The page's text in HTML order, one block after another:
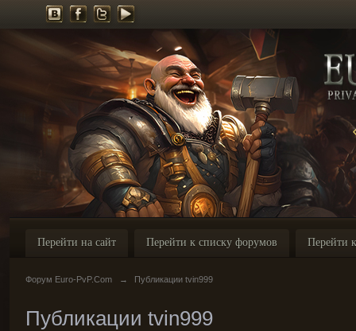
Перейти на сайт Перейти к списку форумов Перейти
Форум Euro-PvP.Com → Публикации tvin999
Публикации tvin999